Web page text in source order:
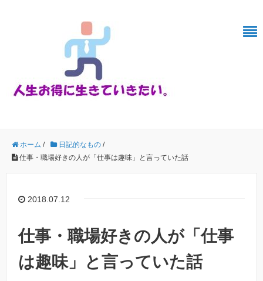
ホーム / 日記的なもの /
仕事・職場好きの人が「仕事は趣味」と言っていた話
2018.07.12
仕事・職場好きの人が「仕事
は趣味」と言っていた話